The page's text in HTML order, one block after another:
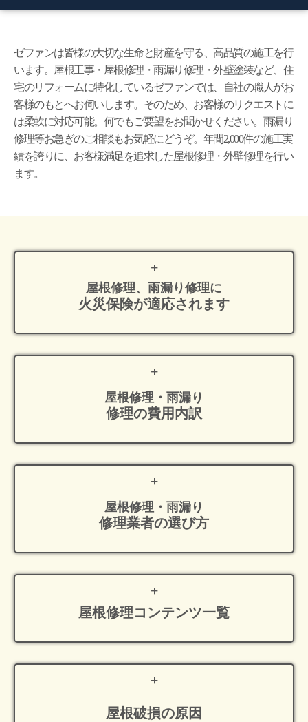
ゼファンは皆様の大切な生命と財産を守る、高品質の施工を行
います。屋根工事・屋根修理・雨漏り修理・外壁塗装など、住
宅のリフォームに特化しているゼファンでは、自社の職人がお
客様のもとへお伺いします。そのため、お客様のリクエストに
は柔軟に対応可能。何でもご要望をお聞かせください。雨漏り
修理等お急ぎのご相談もお気軽にどうぞ。年間2,000件の施工実
績を誇りに、お客様満足を追求した屋根修理・外壁修理を行い
ます。
屋根修理、雨漏り修理に
火災保険が適応されます
屋根修理・雨漏り
修理の費用内訳
屋根修理・雨漏り
修理業者の選び方
屋根修理コンテンツ一覧
屋根破損の原因